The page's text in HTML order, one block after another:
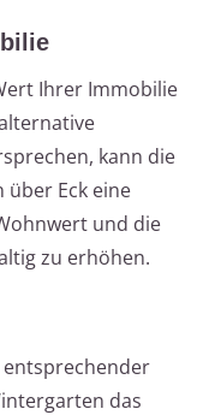
Ihrer Immobilie
kann die
Eck eine
und die
zu erhöhen.
das